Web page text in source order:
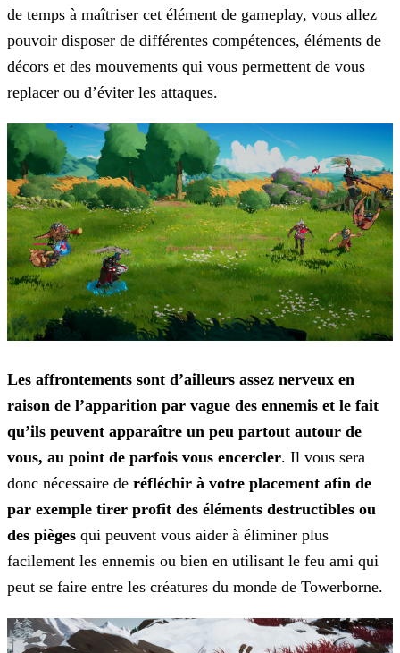
de temps à maîtriser cet élément de gameplay, vous allez
pouvoir disposer de différentes compétences, éléments de
décors et des mouvements qui vous permettent de vous
replacer ou d’éviter les attaques.
Les affrontements sont d’ailleurs assez nerveux en
raison de l’apparition par vague des ennemis et le fait
qu’ils peuvent apparaître un peu partout autour de
vous, au point de parfois vous encercler. Il vous sera
donc nécessaire de réfléchir à votre placement afin de
par exemple tirer profit des éléments destructibles ou
des pièges qui peuvent vous aider à éliminer plus
facilement les ennemis ou bien en utilisant le feu ami qui
peut se faire entre les créatures du monde de Towerborne.